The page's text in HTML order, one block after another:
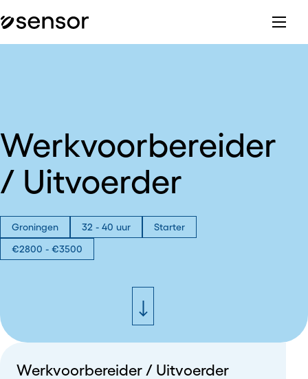
Werkvoorbereider
/ Uitvoerder
Groningen 32 - 40 uur
Starter
€2800 - €3500
Werkvoorbereider / Uitvoerder